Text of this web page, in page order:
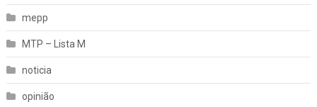
mepp
MTP – Lista M
noticia
opinião